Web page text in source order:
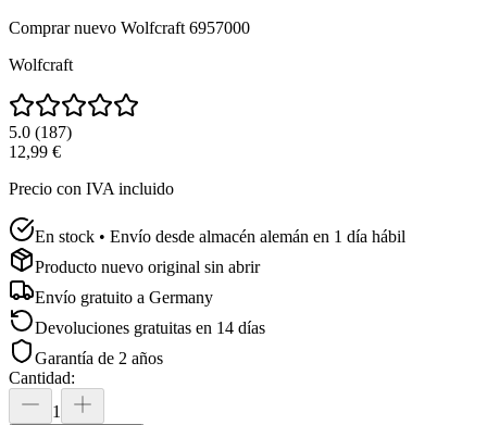
Comprar nuevo Wolfcraft 6957000
Wolfcraft
5.0 (187)
12,99 €
Precio con IVA incluido
En stock • Envío desde almacén alemán en 1 día hábil
Producto nuevo original sin abrir
Envío gratuito a Germany
Devoluciones gratuitas en 14 días
Garantía de 2 años
Cantidad:
1